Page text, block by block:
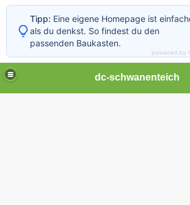
dc-schwanenteich
Tipp: Eine eigene Homepage ist
als du denkst. So findest du den
passenden Baukasten.
powered by